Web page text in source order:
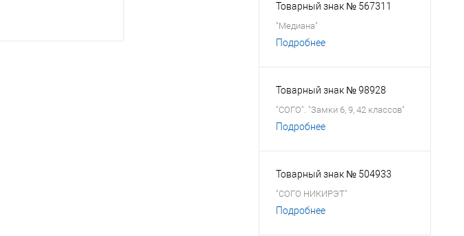
Товарный знак № 567311
"Медиана"
Подробнее
Товарный знак № 98928
"СОГО". "Замки 6, 9, 42 классов"
Подробнее
Товарный знак № 504933
"СОГО НИКИРЭТ"
Подробнее